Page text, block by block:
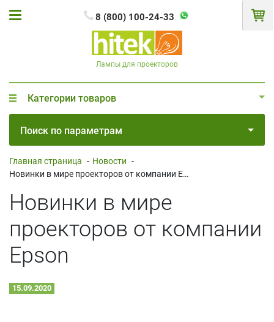
8 (800) 100-24-33
Лампы для проекторов
Категории товаров
Поиск по параметрам
Главная страница - Новости -
Новинки в мире проекторов от компании Epson
Новинки в мире
проекторов от компании
Epson
15.09.2020